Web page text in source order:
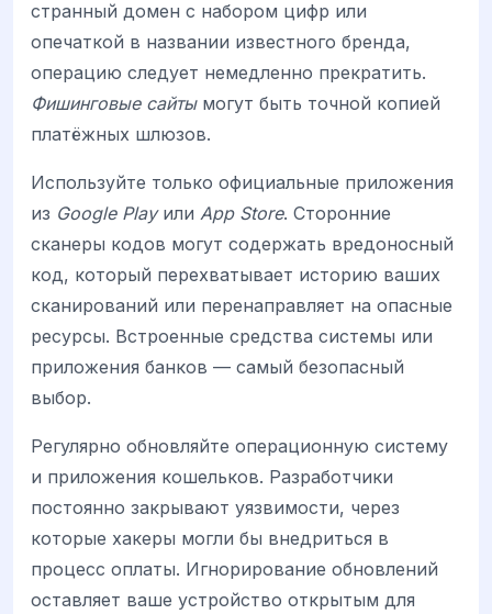
странный домен с набором цифр или
опечаткой в названии известного бренда,
операцию следует немедленно прекратить.
Фишинговые сайтымогут быть точной копией
платёжных шлюзов.
Используйте только официальные приложения
из Google Playили App Store. Сторонние
сканеры кодов могут содержать вредоносный
код, который перехватывает историю ваших
сканирований или перенаправляет на опасные
ресурсы. Встроенные средства системы или
приложения банков — самый безопасный
выбор.
Регулярно обновляйте операционную систему
и приложения кошельков. Разработчики
постоянно закрывают уязвимости, через
которые хакеры могли бы внедриться в
процесс оплаты. Игнорирование обновлений
оставляет ваше устройство открытым для